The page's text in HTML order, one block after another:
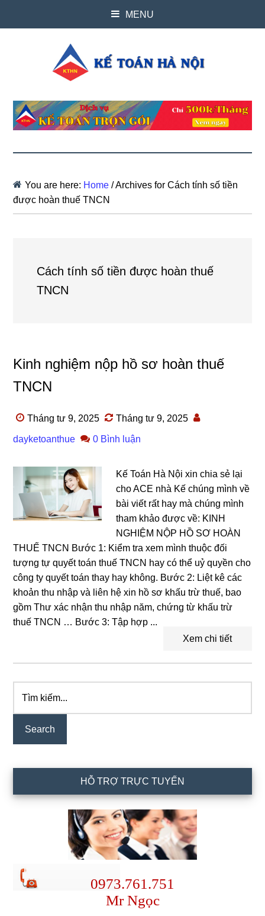
MENU
You are here: Home /Archives for Cách tính số tiền
được hoàn thuế TNCN
Cách tính số tiền được hoàn thuế
TNCN
Kinh nghiệm nộp hồ sơ hoàn thuế
TNCN
Tháng tư 9, 2025 Tháng tư 9, 2025
dayketoanthue 0 Bình luận
Kế Toán Hà Nội xin chia sẻ lại
cho ACE nhà Kế chúng mình về
bài viết rất hay mà chúng mình
tham khảo được về: KINH
NGHIỆM NỘP HỒ SƠ HOÀN
THUẾ TNCN Bước 1: Kiểm tra xem mình thuộc đối
tượng tự quyết toán thuế TNCN hay có thể uỷ quyền cho
công ty quyết toán thay hay không. Bước 2: Liệt kê các
khoản thu nhập và liên hệ xin hồ sơ khấu trừ thuế, bao
gồm Thư xác nhận thu nhập năm, chứng từ khấu trừ
thuế TNCN … Bước 3: Tập hợp ...
Xem chi tiết
Primary
Sidebar
kiếm...
HỖ TRỢ TRỰC TUYẾN
0973.761.751
Mr Ngọc